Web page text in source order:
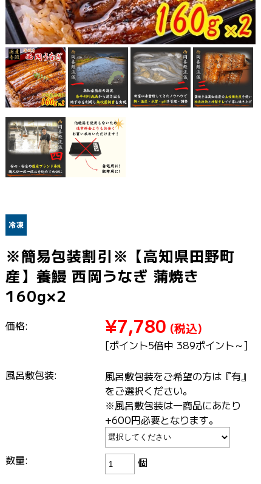
※簡易包装割引※【高知県田野町
産】養鰻 西岡うなぎ 蒲焼き
160g×2
価格: ¥7,780 (税込)
[ポイント5倍中 389ポイント～]
風呂敷包装:
風呂敷包装をご希望の方は『有』
をご選択ください。
※風呂敷包装は一商品にあたり
+600円必要となります。
数量: 個